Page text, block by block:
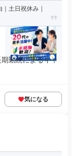
土日祝休み｜
勤続によるキャ
気になる